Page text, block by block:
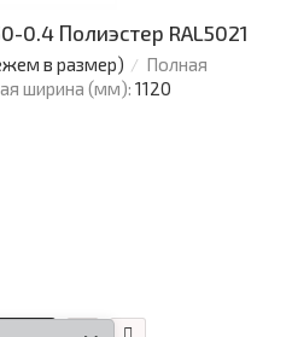
0.4 Полиэстер RAL5021
в размер)
Полная
ширина (мм): 1120